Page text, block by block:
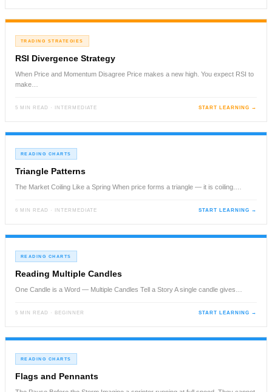
TRADING STRATEGIES
RSI Divergence Strategy
When Price and Momentum Disagree Price makes a new high. You expect RSI to
make…
5 MIN READ · INTERMEDIATE START LEARNING →
READING CHARTS
Triangle Patterns
The Market Coiling Like a Spring When price forms a triangle — it is coiling.…
6 MIN READ · INTERMEDIATE START LEARNING →
READING CHARTS
Reading Multiple Candles
One Candle is a Word — Multiple Candles Tell a Story A single candle gives…
5 MIN READ · BEGINNER START LEARNING →
READING CHARTS
Flags and Pennants